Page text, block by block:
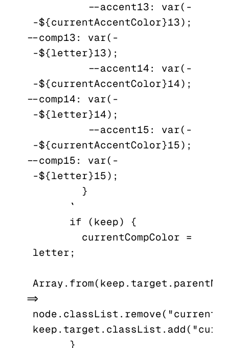
          --accent13: var(-
-${currentAccentColor}13);
--comp13: var(-
-${letter}13);
          --accent14: var(-
-${currentAccentColor}14);
--comp14: var(-
-${letter}14);
          --accent15: var(-
-${currentAccentColor}15);
--comp15: var(-
-${letter}15);
letter;
=>